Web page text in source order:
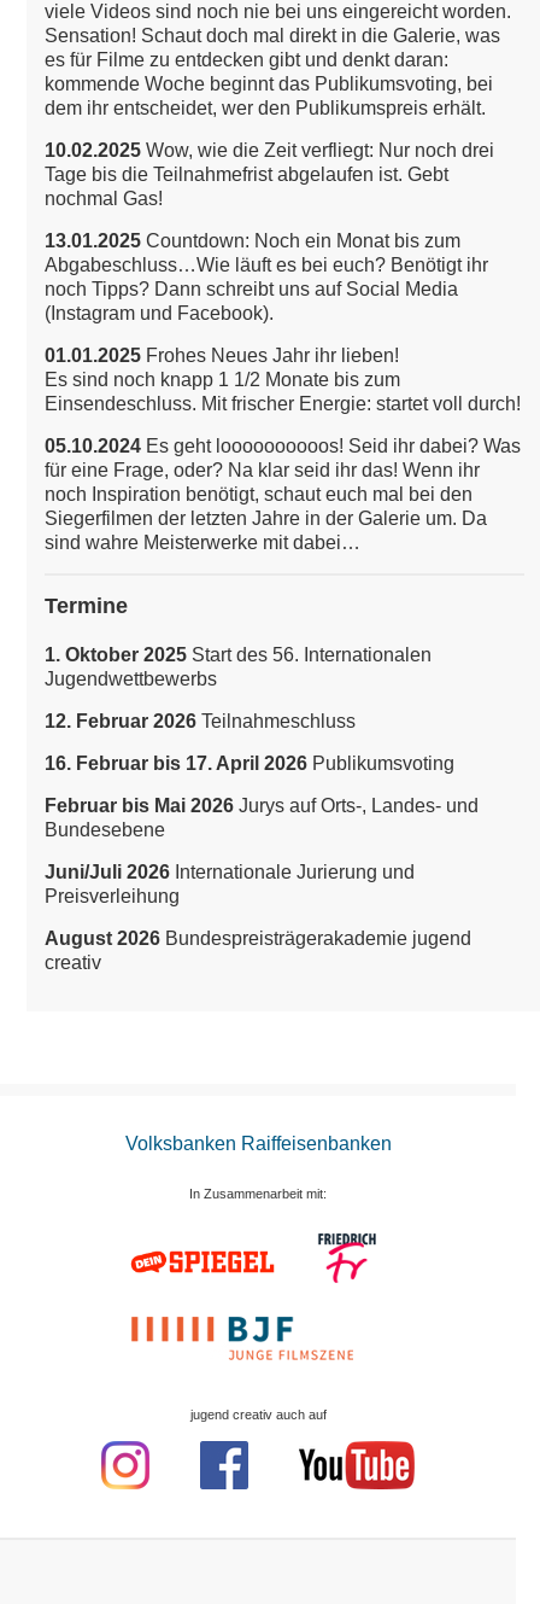
viele Videos sind noch nie bei uns eingereicht worden.
Sensation! Schaut doch mal direkt in die Galerie, was
es für Filme zu entdecken gibt und denkt daran:
kommende Woche beginnt das Publikumsvoting, bei
dem ihr entscheidet, wer den Publikumspreis erhält.
10.02.2025 Wow, wie die Zeit verfliegt: Nur noch drei
Tage bis die Teilnahmefrist abgelaufen ist. Gebt
nochmal Gas!
13.01.2025 Countdown: Noch ein Monat bis zum
Abgabeschluss…Wie läuft es bei euch? Benötigt ihr
noch Tipps? Dann schreibt uns auf Social Media
(Instagram und Facebook).
01.01.2025 Frohes Neues Jahr ihr lieben!
Es sind noch knapp 1 1/2 Monate bis zum
Einsendeschluss. Mit frischer Energie: startet voll durch!
05.10.2024 Es geht loooooooooos! Seid ihr dabei? Was
für eine Frage, oder? Na klar seid ihr das! Wenn ihr
noch Inspiration benötigt, schaut euch mal bei den
Siegerfilmen der letzten Jahre in der Galerie um. Da
sind wahre Meisterwerke mit dabei…
Termine
1. Oktober 2025 Start des 56. Internationalen
Jugendwettbewerbs
12. Februar 2026 Teilnahmeschluss
16. Februar bis 17. April 2026 Publikumsvoting
Februar bis Mai 2026 Jurys auf Orts-, Landes- und
Bundesebene
Juni/Juli 2026 Internationale Jurierung und
Preisverleihung
August 2026 Bundespreisträgerakademie jugend
creativ
Volksbanken Raiffeisenbanken
In Zusammenarbeit mit:
jugend creativ auch auf